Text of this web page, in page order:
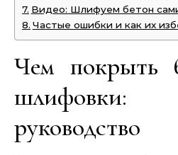
Видео: Шлифуем бетон
Частые ошибки и как их
Чем покрыть
руководство